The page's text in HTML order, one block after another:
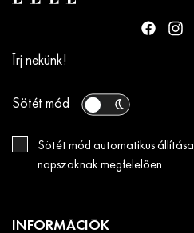
Írj nekünk!
Sötét mód
Sötét mód automatikus állítása
napszaknak megfelelően
INFORMÁCIÓK